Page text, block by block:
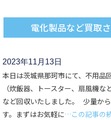
電化製品など買取
2023年11月13日
本日は茨城県那珂市にて、不用品
（炊飯器、トースター、扇風機
など回収いたしました。 少量か
す。まずはお気軽に…この記事の